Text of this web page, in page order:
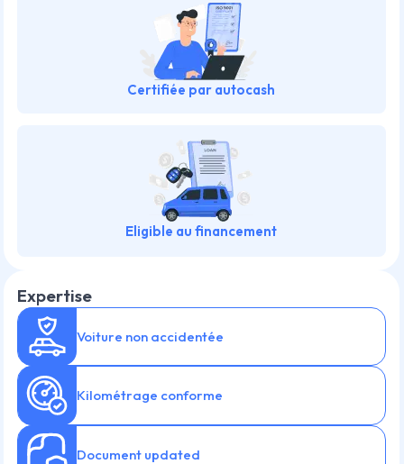
Certifiée par autocash
Eligible au financement
Expertise
Voiture non accidentée
Kilométrage conforme
Document updated